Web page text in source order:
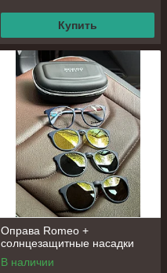
Купить
Оправа Romeo +
солнцезащитные насадки
В наличии